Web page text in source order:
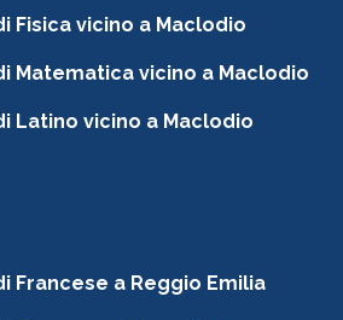
Fisica vicino a Maclodio
Matematica vicino a Maclodio
Latino vicino a Maclodio
Francese a Reggio Emilia